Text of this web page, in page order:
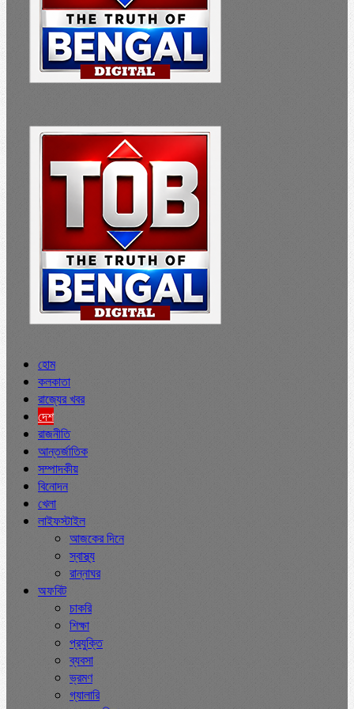
হোম
কলকাতা
রাজ্যের খবর
দেশ
রাজনীতি
আন্তর্জাতিক
সম্পাদকীয়
বিনোদন
খেলা
লাইফস্টাইল
আজকের দিনে
স্বাস্থ্য
রান্নাঘর
অফবিট
চাকরি
শিক্ষা
প্রযুক্তি
ব্যবসা
ভ্রমণ
গ্যালারি